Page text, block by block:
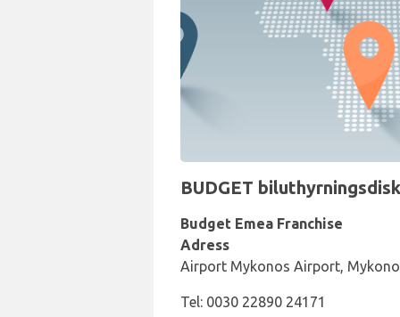
BUDGET
Budget Emea Franchise
Adress
Airport Mykonos Airport,
Tel: 0030 22890 24171